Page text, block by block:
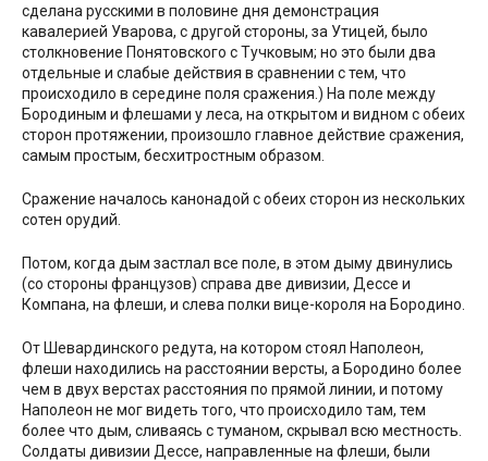
сделана русскими в половине дня демонстрация
кавалерией Уварова, с другой стороны, за Утицей, было
столкновение Понятовского с Тучковым; но это были два
отдельные и слабые действия в сравнении с тем, что
происходило в середине поля сражения.) На поле между
Бородиным и флешами у леса, на открытом и видном с обеих
сторон протяжении, произошло главное действие сражения,
самым простым, бесхитростным образом.
Сражение началось канонадой с обеих сторон из нескольких
сотен орудий.
Потом, когда дым застлал все поле, в этом дыму двинулись
(со стороны французов) справа две дивизии, Дессе и
Компана, на флеши, и слева полки вице-короля на Бородино.
От Шевардинского редута, на котором стоял Наполеон,
флеши находились на расстоянии версты, а Бородино более
чем в двух верстах расстояния по прямой линии, и потому
Наполеон не мог видеть того, что происходило там, тем
более что дым, сливаясь с туманом, скрывал всю местность.
Солдаты дивизии Дессе, направленные на флеши, были